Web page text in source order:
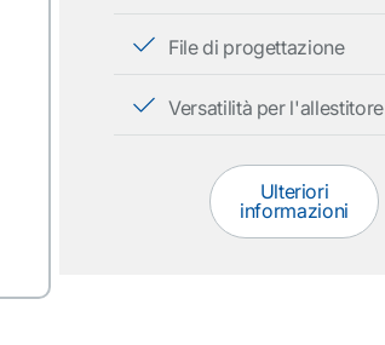
File di progettazione
Versatilità per l'allestitore
Ulteriori
informazioni